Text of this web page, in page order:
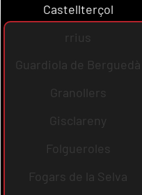
Castellterçol
rrius
Guardiola de Berguedà
Granollers
Gisclareny
Folgueroles
Fogars de la Selva